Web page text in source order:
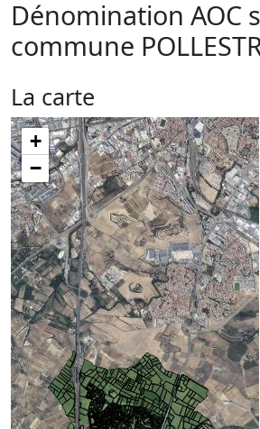
Dénomination AOC
commune
La carte
+
−